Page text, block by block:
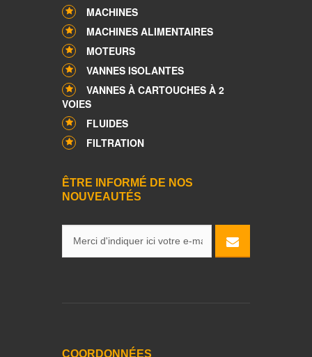
MACHINES
MACHINES ALIMENTAIRES
MOTEURS
VANNES ISOLANTES
VANNES À CARTOUCHES À 2
VOIES
FLUIDES
FILTRATION
ÊTRE INFORMÉ DE NOS
NOUVEAUTÉS
COORDONNÉES